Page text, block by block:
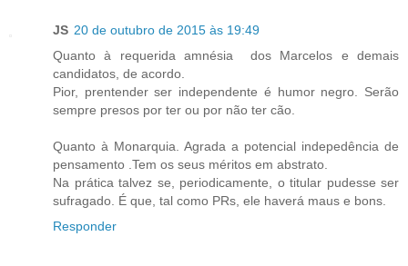
JS 20 de outubro de 2015 às 19:49
Quanto à requerida amnésia dos Marcelos e demais
candidatos, de acordo.
Pior, prentender ser independente é humor negro. Serão
sempre presos por ter ou por não ter cão.
Quanto à Monarquia. Agrada a potencial indepedência de
pensamento .Tem os seus méritos em abstrato.
Na prática talvez se, periodicamente, o titular pudesse ser
sufragado. É que, tal como PRs, ele haverá maus e bons.
Responder